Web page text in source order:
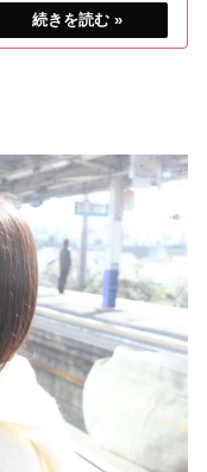
つぼみたんとお散歩たん
信のコラム前編に引き続
華街で中国語ナマ会話にチ